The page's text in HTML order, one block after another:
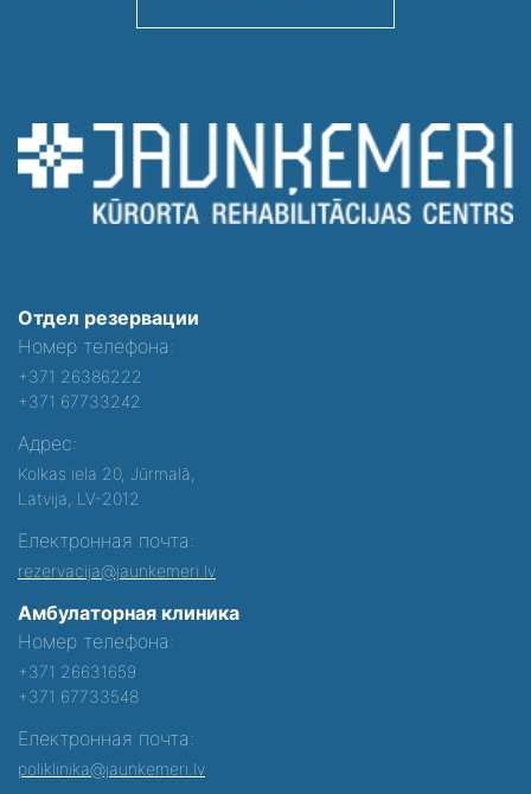
Отдел резервации
Номер телефона:
+371 26386222
+371 67733242
Адрес:
Kolkas iela 20, Jūrmalā,
Latvija, LV-2012
Електронная почта:
rezervacija@jaunkemeri.lv
Амбулаторная клиника
Номер телефона:
+371 26631659
+371 67733548
Електронная почта:
poliklinika@jaunkemeri.lv